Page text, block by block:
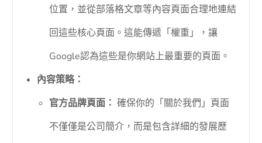
位置，並從部落格文章等內容頁面合理地連結
回這些核心頁面。這能傳遞「權重」，讓
Google認為這些是你網站上最重要的頁面。
內容策略：
官方品牌頁面： 確保你的「關於我們」頁面
不僅僅是公司簡介，而是包含詳細的發展歷